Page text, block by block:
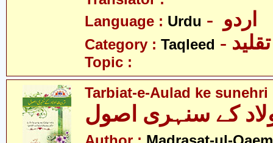
Language : Urdu
Category : Taqleed - تقلید
Topic :
Tarbiat-e-Aulad ke
کے سنہری اصول